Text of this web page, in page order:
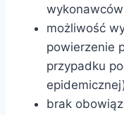
możliwość
powierzenie
przypadku
brak